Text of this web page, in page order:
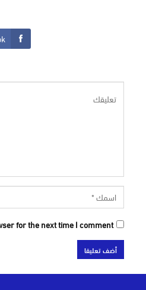
for the next time I comment.